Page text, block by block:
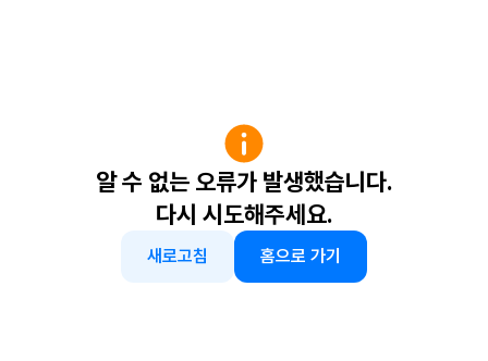
알 수 없는 오류가 발생했습니다.
다시 시도해주세요.
새로고침 홈으로 가기